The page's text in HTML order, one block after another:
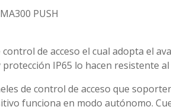
PUSH
de acceso el cual adopta el
IP65 lo hacen resistente
de control de acceso que
funciona en modo autónomo.